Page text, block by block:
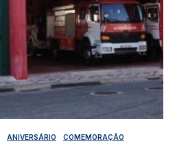
ANIVERSÁRIO
COMEMORAÇÃO